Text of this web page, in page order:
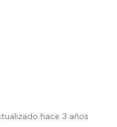
hace 3 años